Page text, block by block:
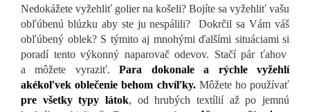
Nedokážete vyžehliť golier na košeli? Bojíte sa vyžehliť vašu
obľúbenú blúzku aby ste ju nespálili? Dokrčil sa Vám váš
obľúbený oblek? S týmito aj mnohými ďalšími situáciami si
poradí tento výkonný naparovač odevov. Stačí pár ťahov
a môžete vyraziť.Para dokonale a rýchle vyžehlí
akékoľvek oblečenie behom chvíľky.Môžete ho používať
pre všetky typy látok, od hrubých textílií až po jemnú